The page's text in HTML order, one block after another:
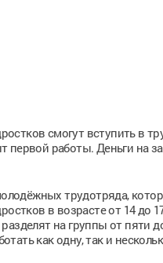
смогут вступить в
первой работы. Деньги
трудотряда,
в возрасте от 14 до
на группы от пяти
как одну, так и